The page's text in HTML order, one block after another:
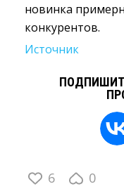
новинка
конкурентов.
Источник
6 0